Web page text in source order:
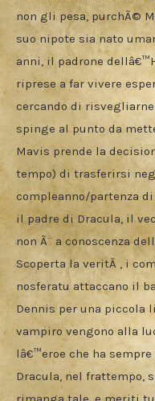
non gli pesa, purchÃ©
suo nipote sia nato
anni, il padrone
riprese a far vivere
cercando di
spinge al punto da
Mavis prende la
tempo) di trasferirsi
compleanno/partenza
il padre di Dracula, il
non Ã¨ a conoscenza
Scoperta la veritÃ , i
nosferatu attaccano il
Dennis per una piccola
vampiro vengono alla
lâ€™eroe che ha
Dracula, nel frattempo,